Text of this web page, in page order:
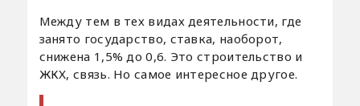
Между тем в тех видах деятельности, где
занято государство, ставка, наоборот,
снижена 1,5% до 0,6. Это строительство и
ЖКХ, связь. Но самое интересное другое.